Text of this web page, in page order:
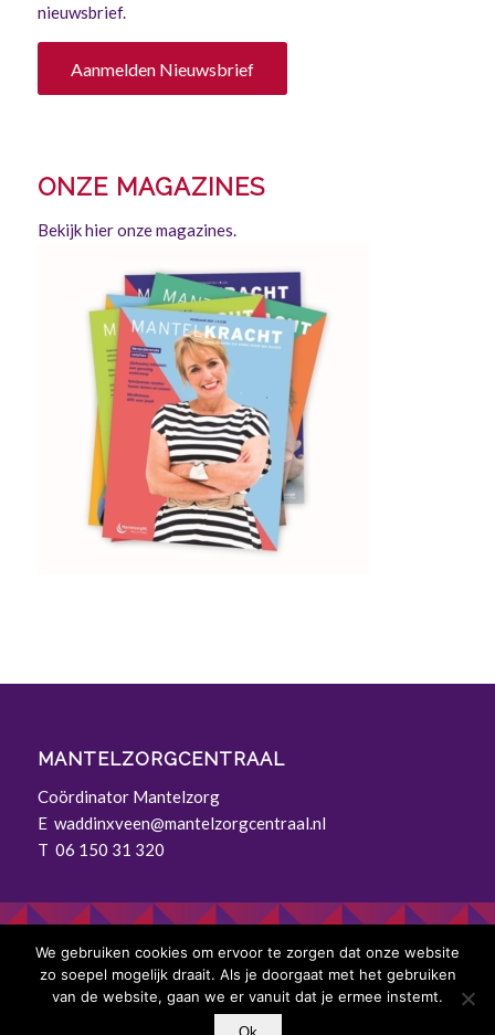
nieuwsbrief.
Aanmelden Nieuwsbrief
ONZE MAGAZINES
Bekijk hier onze magazines.
MANTELZORGCENTRAAL
Coördinator Mantelzorg
E waddinxveen@mantelzorgcentraal.nl
T 06 150 31 320
© Mantelzorgcentraal |Privacyverklaring|
Privacyverklaring voor sollicitanten
We gebruiken cookies om ervoor te zorgen dat onze website
zo soepel mogelijk draait. Als je doorgaat met het gebruiken
van de website, gaan we er vanuit dat je ermee instemt.